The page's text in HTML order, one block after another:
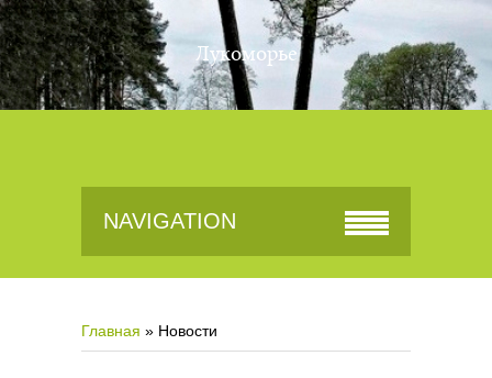
Лукоморье
NAVIGATION
Главная » Новости